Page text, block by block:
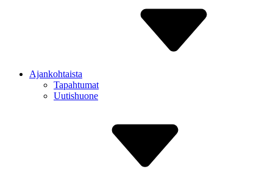
Ajankohtaista
Tapahtumat
Uutishuone